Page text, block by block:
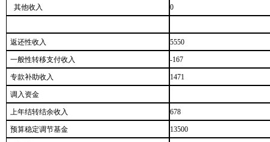
其他收入 0
返还性收入 5550
一般性转移支付收入 -167
专款补助收入 1471
调入资金
上年结转结余收入 678
预算稳定调节基金 13500